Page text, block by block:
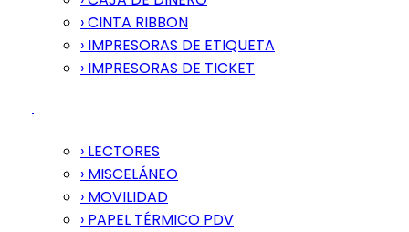
› CINTA RIBBON
› IMPRESORAS DE ETIQUETA
› IMPRESORAS DE TICKET
› LECTORES
› MISCELÁNEO
› MOVILIDAD
› PAPEL TÉRMICO PDV